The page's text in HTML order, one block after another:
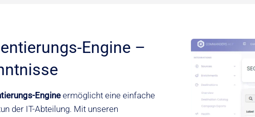
Engine –
Engine ermöglicht eine einfache
der IT-Abteilung. Mit unseren